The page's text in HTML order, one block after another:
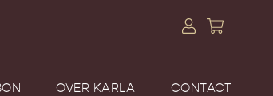
OVER KARLA CONTACT